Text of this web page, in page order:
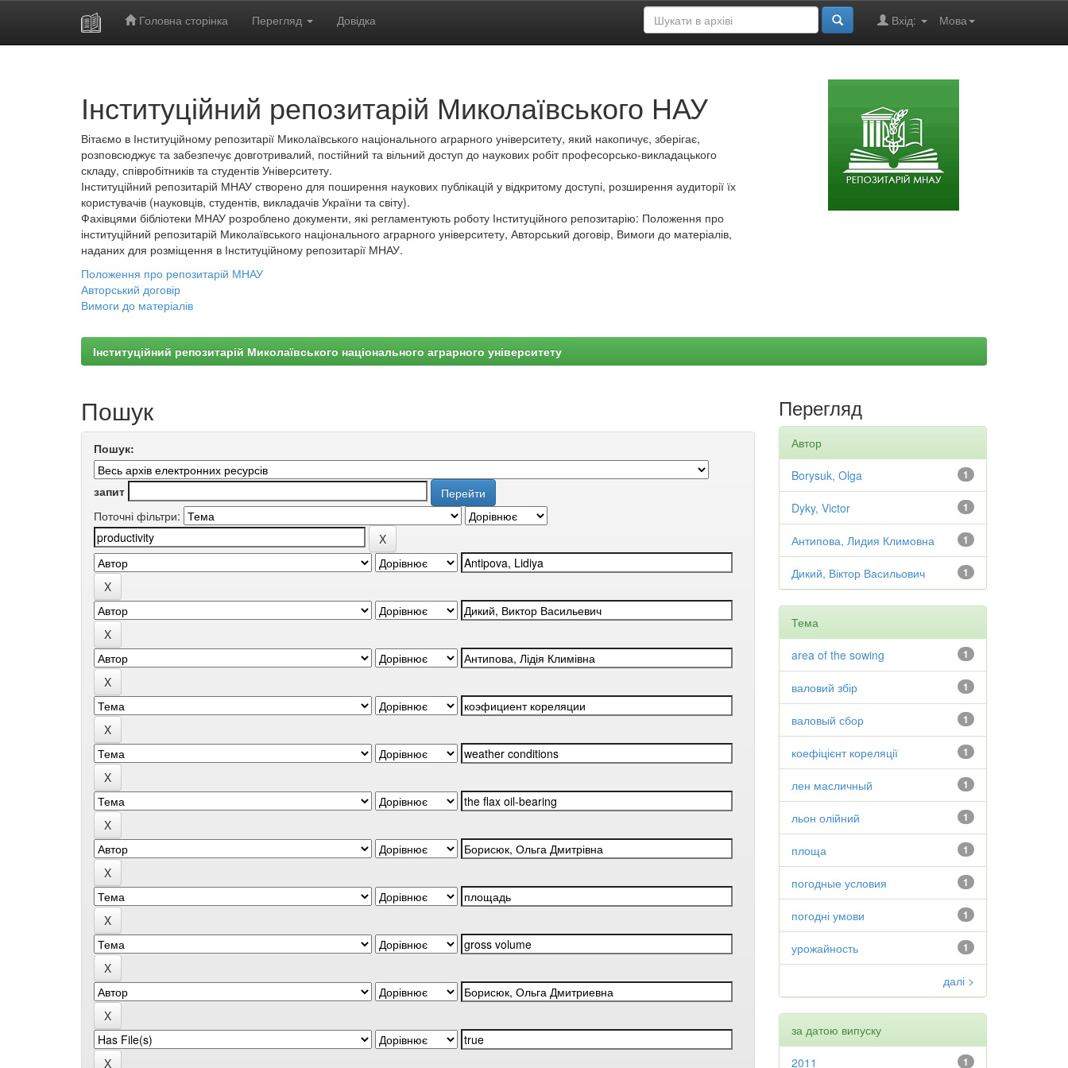
Головна сторінка Перегляд Довідка Мова
Вхід:
Інституційний репозитарій Миколаївського НАУ
Вітаємо в Інституційному репозитарії Миколаївського національного аграрного університету, який накопичує, зберігає,
розповсюджує та забезпечує довготривалий, постійний та вільний доступ до наукових робіт професорсько-викладацького
складу, співробітників та студентів Університету.
Інституційний репозитарій МНАУ створено для поширення наукових публікацій у відкритому доступі, розширення аудиторії їх
користувачів (науковців, студентів, викладачів України та світу).
Фахівцями бібліотеки МНАУ розроблено документи, які регламентують роботу Інституційного репозитарію: Положення про
інституційний репозитарій Миколаївського національного аграрного університету, Авторський договір, Вимоги до матеріалів,
наданих для розміщення в Інституційному репозитарії МНАУ.
Положення про репозитарій МНАУ
Авторський договір
Вимоги до матеріалів
Інституційний репозитарій Миколаївського національного аграрного університету
Пошук
Пошук:
запит
Поточні фільтри:
Перегляд
Автор
1
Borysuk, Olga
1
Dyky, Victor
1
Антипова, Лидия Климовна
1
Дикий, Віктор Васильович
Тема
1
area of the sowing
1
валовий збір
1
валовый сбор
1
коефіцієнт кореляції
1
лен масличный
1
льон олійний
1
площа
1
погодные условия
1
погодні умови
1
урожайность
далі >
за датою випуску
1
2011